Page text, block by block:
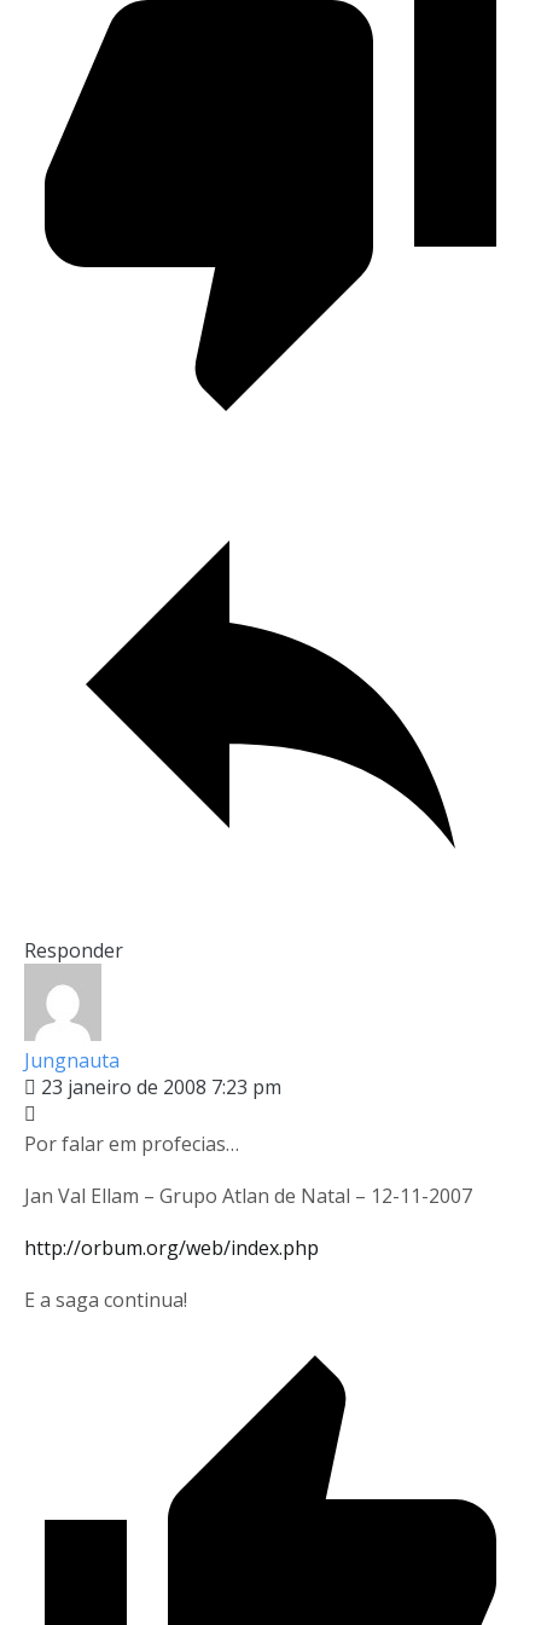
Responder
Jungnauta
23 janeiro de 2008 7:23 pm
Por falar em profecias…
Jan Val Ellam – Grupo Atlan de Natal – 12-11-2007
http://orbum.org/web/index.php
E a saga continua!